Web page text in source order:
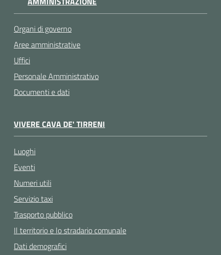
Organi di governo
Aree amministrative
Uffici
Personale Amministrativo
Documenti e dati
VIVERE CAVA DE' TIRRENI
Luoghi
Eventi
Numeri utili
Servizio taxi
Trasporto pubblico
Il territorio e lo stradario comunale
Dati demografici